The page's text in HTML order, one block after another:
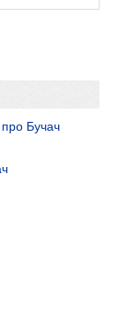
Бучач